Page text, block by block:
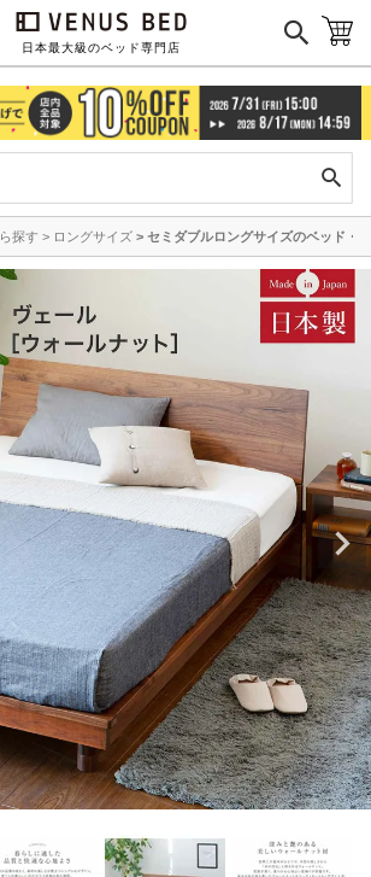
日本最大級のベッド専門店
探す ロングサイズ セミダブルロングサイズのベッド・